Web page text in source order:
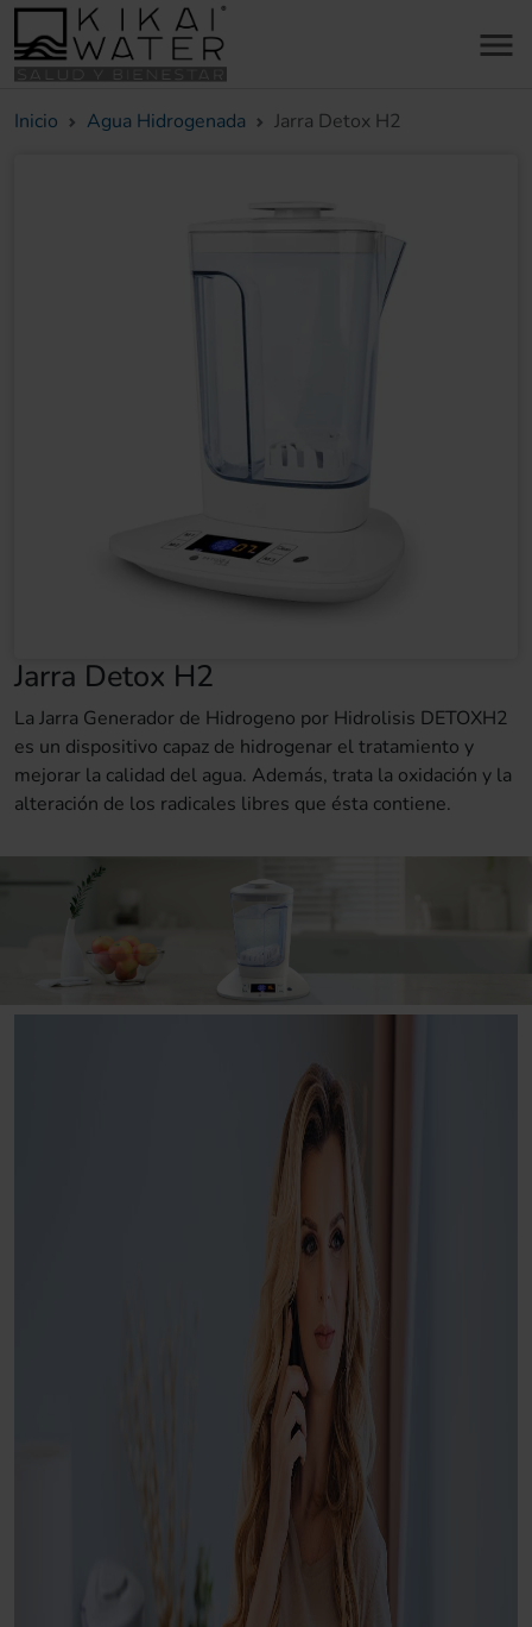
menu
Inicio Agua Hidrogenada Jarra Detox H2
Jarra Detox H2
La Jarra Generador de Hidrogeno por Hidrolisis DETOXH2
es un dispositivo capaz de hidrogenar el tratamiento y
mejorar la calidad del agua. Además, trata la oxidación y la
alteración de los radicales libres que ésta contiene.